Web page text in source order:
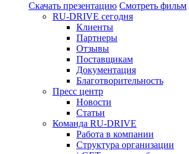
Скачать презентацию Смотреть фильм
RU-DRIVE сегодня
Клиенты
Партнеры
Отзывы
Поставщикам
Документация
Благотворительность
Пресс центр
Новости
Статьи
Команда RU-DRIVE
Работа в компании
Структура организации